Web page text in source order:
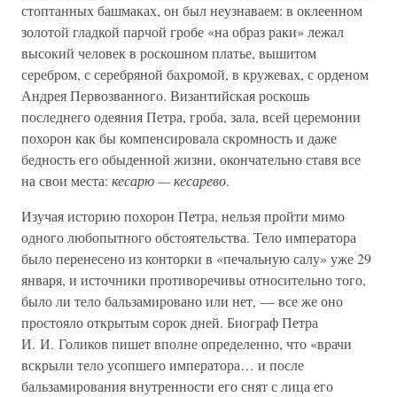
стоптанных башмаках, он был неузнаваем: в оклеенном
золотой гладкой парчой гробе «на образ раки» лежал
высокий человек в роскошном платье, вышитом
серебром, с серебряной бахромой, в кружевах, с орденом
Андрея Первозванного. Византийская роскошь
последнего одеяния Петра, гроба, зала, всей церемонии
похорон как бы компенсировала скромность и даже
бедность его обыденной жизни, окончательно ставя все
на свои места: кесарю — кесарево.
Изучая историю похорон Петра, нельзя пройти мимо
одного любопытного обстоятельства. Тело императора
было перенесено из конторки в «печальную салу» уже 29
января, и источники противоречивы относительно того,
было ли тело бальзамировано или нет, — все же оно
простояло открытым сорок дней. Биограф Петра
И. И. Голиков пишет вполне определенно, что «врачи
вскрыли тело усопшего императора… и после
бальзамирования внутренности его снят с лица его